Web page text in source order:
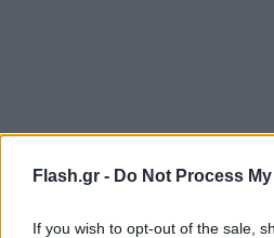
Flash.gr - Do Not Process
If you wish to opt-out of the sale,